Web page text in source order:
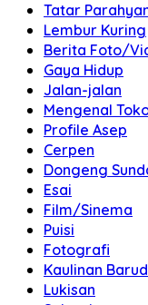
Tatar
Lembur Kuring
Berita Foto/
Gaya Hidup
Jalan-jalan
Mengenal
Profile Asep
Cerpen
Dongeng
Esai
Film/Sinema
Puisi
Fotografi
Kaulinan
Lukisan